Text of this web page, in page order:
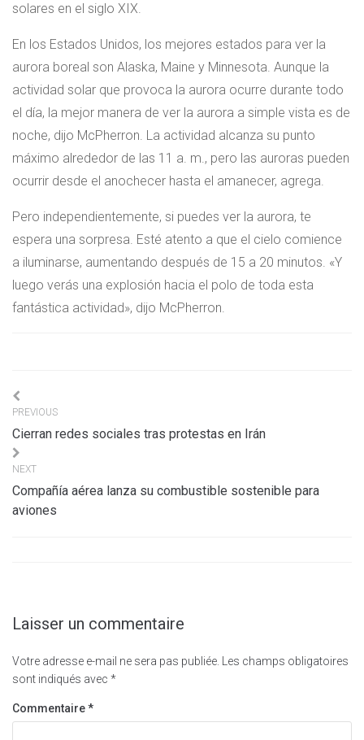
solares en el siglo XIX.
En los Estados Unidos, los mejores estados para ver la
aurora boreal son Alaska, Maine y Minnesota. Aunque la
actividad solar que provoca la aurora ocurre durante todo
el día, la mejor manera de ver la aurora a simple vista es de
noche, dijo McPherron. La actividad alcanza su punto
máximo alrededor de las 11 a. m., pero las auroras pueden
ocurrir desde el anochecer hasta el amanecer, agrega.
Pero independientemente, si puedes ver la aurora, te
espera una sorpresa. Esté atento a que el cielo comience
a iluminarse, aumentando después de 15 a 20 minutos. «Y
luego verás una explosión hacia el polo de toda esta
fantástica actividad», dijo McPherron.
Navigation
de
l’article
PREVIOUS
Cierran redes sociales tras protestas en Irán
NEXT
Compañía aérea lanza su combustible sostenible para
aviones
Laisser un commentaire
Votre adresse e-mail ne sera pas publiée.
Les champs obligatoires
sont indiqués avec *
Commentaire*